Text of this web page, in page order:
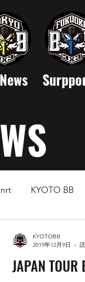
News
KYOTO BB
JAPAN TOUR
KYOTOBB
2019年12月9日